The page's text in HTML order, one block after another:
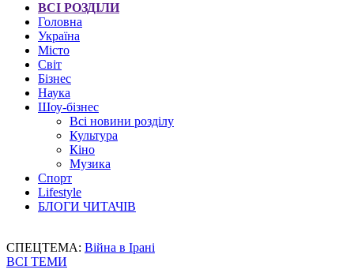
ВСІ РОЗДІЛИ
Головна
Україна
Місто
Світ
Бізнес
Наука
Шоу-бізнес
Всі новини розділу
Культура
Кіно
Музика
Спорт
Lifestyle
БЛОГИ ЧИТАЧІВ
СПЕЦТЕМА: Війна в Ірані
ВСІ ТЕМИ